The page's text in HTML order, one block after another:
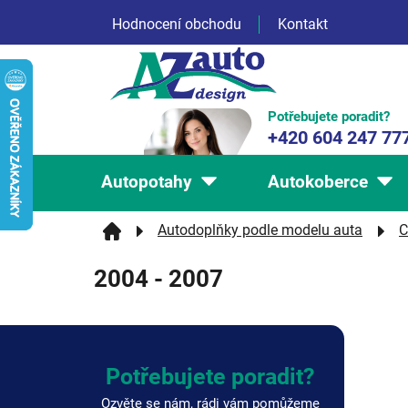
obsah
Hodnocení obchodu Kontakt
Potřebujete poradit?
+420 604 247
Autopotahy Autokoberce
Autodoplňky podle modelu auta
2004 - 2007
Potřebujete poradit?
Ozvěte se nám, rádi vám pomůžeme